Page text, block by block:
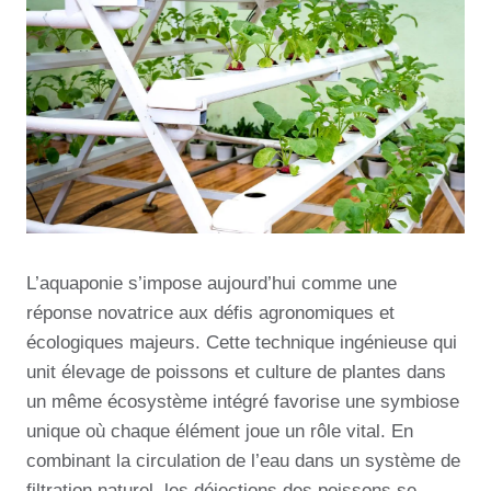
L’aquaponie s’impose aujourd’hui comme une
réponse novatrice aux défis agronomiques et
écologiques majeurs. Cette technique ingénieuse qui
unit élevage de poissons et culture de plantes dans
un même écosystème intégré favorise une symbiose
unique où chaque élément joue un rôle vital. En
combinant la circulation de l’eau dans un système de